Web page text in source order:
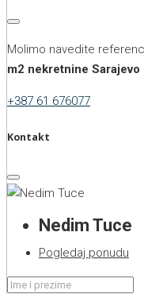
Molimo navedite
m2 nekretnine
+387 61 676077
Kontakt
Nedim Tuce
Pogledaj ponudu